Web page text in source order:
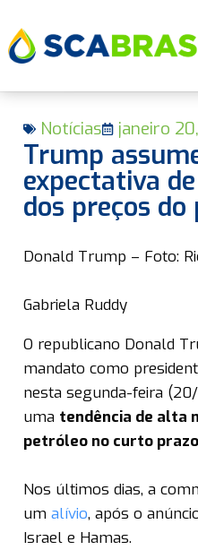
Notícias janeiro
Trump
expectativa
dos preços
Donald Trump – Foto:
Gabriela Ruddy
O republicano Donald
mandato como
nesta segunda-feira
uma tendência de alta
petróleo no curto prazo
Nos últimos dias, a
um alívio, após o
Israel e Hamas.